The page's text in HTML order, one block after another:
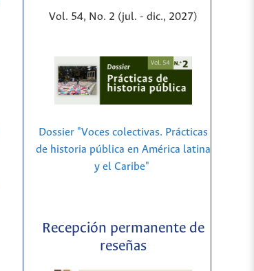
Vol. 54, No. 2 (jul. - dic., 2027)
Dossier "Voces colectivas. Prácticas
de historia pública en América latina
y el Caribe"
Recepción permanente de
reseñas